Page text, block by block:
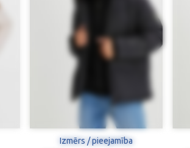
Izmērs / pieejamība